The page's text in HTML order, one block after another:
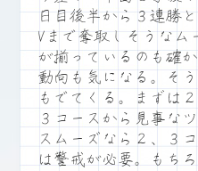
日目後半から３連勝
Vまで奪取しそうなム
が揃っているのも確
動向も気になる。そ
もでてくる。まずは
３コースから見事な
スムーズなら２、３
は警戒が必要。もち